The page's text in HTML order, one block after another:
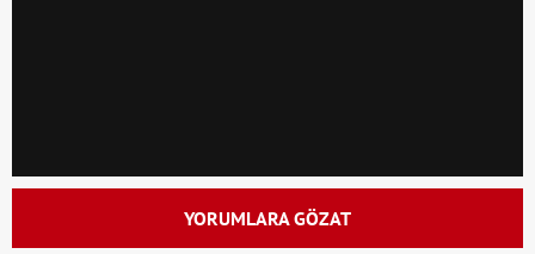
YORUMLARA GÖZAT